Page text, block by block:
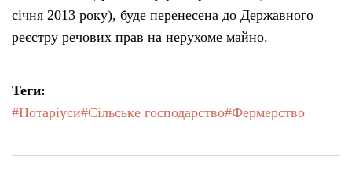
січня 2013 року), буде перенесена до Державного
реєстру речових прав на нерухоме майно.
Теги:
#Нотаріуси#Сільське господарство#Фермерство